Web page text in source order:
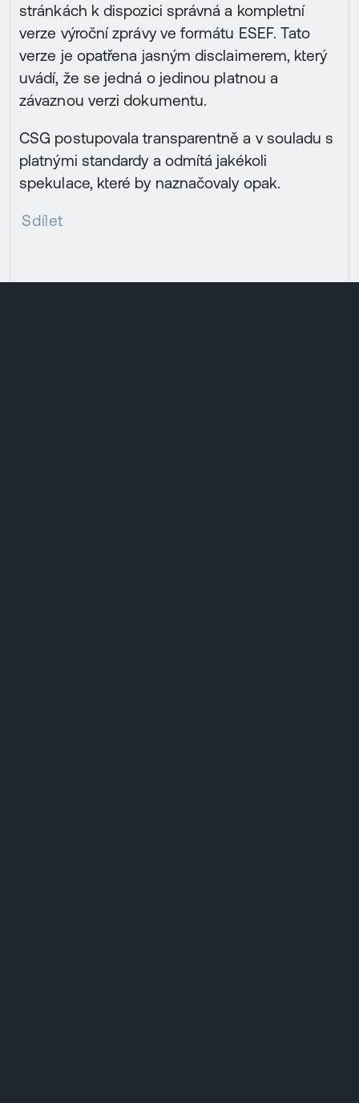
stránkách k dispozici správná a kompletní
verze výroční zprávy ve formátu ESEF. Tato
verze je opatřena jasným disclaimerem, který
uvádí, že se jedná o jedinou platnou a
závaznou verzi dokumentu.
CSG postupovala transparentně a v souladu s
platnými standardy a odmítá jakékoli
spekulace, které by naznačovaly opak.
Sdílet